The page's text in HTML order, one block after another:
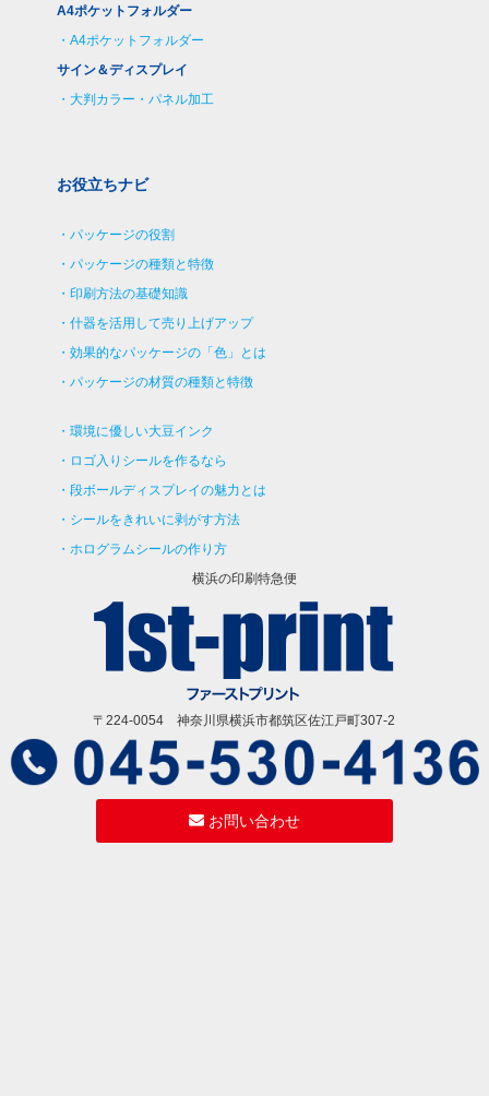
A4ポケットフォルダー
A4ポケットフォルダー
サイン＆ディスプレイ
大判カラー・パネル加工
お役立ちナビ
パッケージの役割
パッケージの種類と特徴
印刷方法の基礎知識
什器を活用して売り上げアップ
効果的なパッケージの「色」とは
パッケージの材質の種類と特徴
環境に優しい大豆インク
ロゴ入りシールを作るなら
段ボールディスプレイの魅力とは
シールをきれいに剥がす方法
ホログラムシールの作り方
横浜の印刷特急便
〒224-0054 神奈川県横浜市都筑区佐江戸町307-2
お問い合わせ